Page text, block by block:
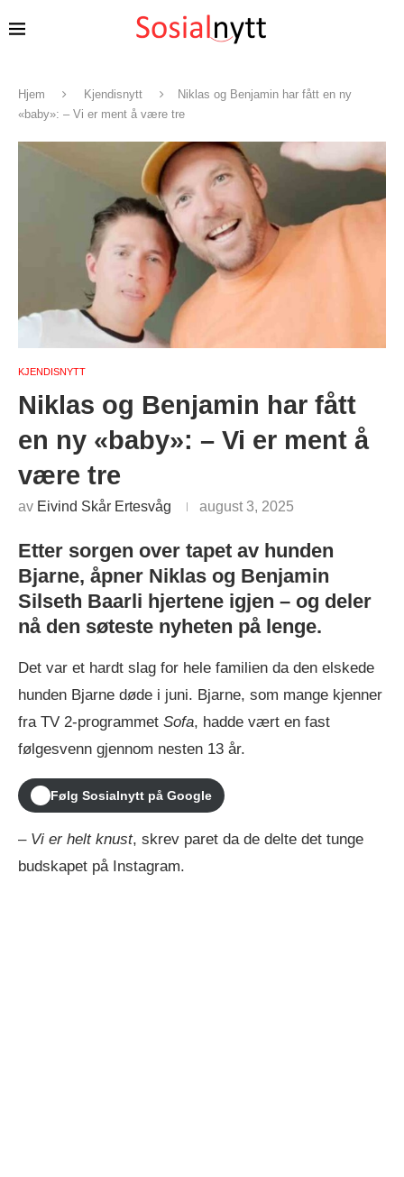
Hjem Kjendisnytt
Niklas og Benjamin har fått en ny
«baby»: – Vi er ment å være tre
KJENDISNYTT
Niklas og Benjamin har fått
en ny «baby»: – Vi er ment å
være tre
av Eivind Skår Ertesvåg august 3, 2025
Etter sorgen over tapet av hunden
Bjarne, åpner Niklas og Benjamin
Silseth Baarli hjertene igjen – og deler
nå den søteste nyheten på lenge.
Det var et hardt slag for hele familien da den elskede
hunden Bjarne døde i juni. Bjarne, som mange kjenner
fra TV 2-programmet Sofa, hadde vært en fast
følgesvenn gjennom nesten 13 år.
Følg Sosialnytt på Google
– Vi er helt knust, skrev paret da de delte det tunge
budskapet på Instagram.